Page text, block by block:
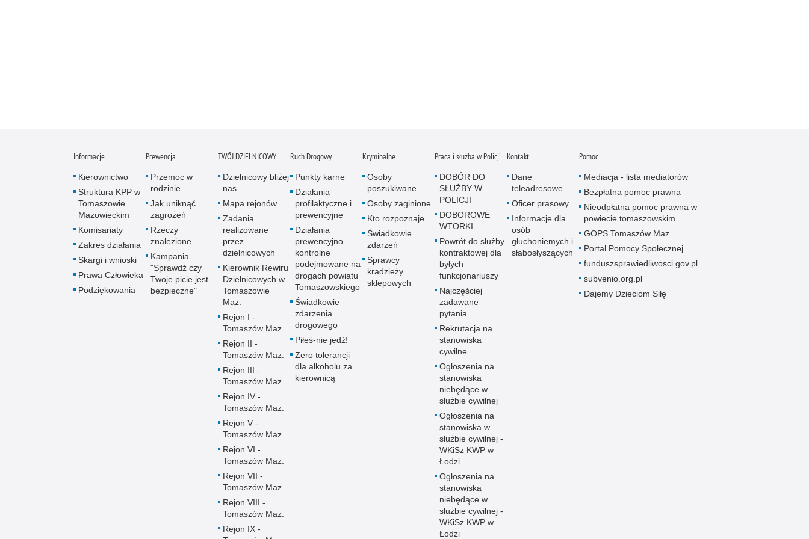
Informacje
Kierownictwo
Struktura KPP w
Tomaszowie
Mazowieckim
Komisariaty
Zakres działania
Skargi i wnioski
Prawa Człowieka
Podziękowania
Prewencja
Przemoc w
rodzinie
Jak uniknąć
zagrożeń
Rzeczy
znalezione
Kampania
"Sprawdź czy
Twoje picie jest
bezpieczne"
TWÓJ DZIELNICOWY
Dzielnicowy bliżej
nas
Mapa rejonów
Zadania
realizowane
przez
dzielnicowych
Kierownik Rewiru
Dzielnicowych w
Tomaszowie
Maz.
Rejon I -
Tomaszów Maz.
Rejon II -
Tomaszów Maz.
Rejon III -
Tomaszów Maz.
Rejon IV -
Tomaszów Maz.
Rejon V -
Tomaszów Maz.
Rejon VI -
Tomaszów Maz.
Rejon VII -
Tomaszów Maz.
Rejon VIII -
Tomaszów Maz.
Rejon IX -
Ruch Drogowy
Punkty karne
Działania
profilaktyczne i
prewencyjne
Działania
prewencyjno
kontrolne
podejmowane na
drogach powiatu
Tomaszowskiego
Świadkowie
zdarzenia
drogowego
Piłeś-nie jedź!
Zero tolerancji
dla alkoholu za
kierownicą
Kryminalne
Osoby
poszukiwane
Osoby zaginione
Kto rozpoznaje
Świadkowie
zdarzeń
Sprawcy
kradzieży
sklepowych
Praca i służba w Policji
DOBÓR DO
SŁUŻBY W
POLICJI
DOBOROWE
WTORKI
Powrót do służby
kontraktowej dla
byłych
funkcjonariuszy
Najczęściej
zadawane
pytania
Rekrutacja na
stanowiska
cywilne
Ogłoszenia na
stanowiska
niebędące w
służbie cywilnej
Ogłoszenia na
stanowiska w
służbie cywilnej -
WKiSz KWP w
Łodzi
Ogłoszenia na
stanowiska
niebędące w
służbie cywilnej -
WKiSz KWP w
Łodzi
Kontakt
Dane
teleadresowe
Oficer prasowy
Informacje dla
osób
głuchoniemych i
słabosłyszących
Pomoc
Mediacja - lista mediatorów
Bezpłatna pomoc prawna
Nieodpłatna pomoc prawna w
powiecie tomaszowskim
GOPS Tomaszów Maz.
Portal Pomocy Społecznej
funduszsprawiedliwosci.gov.pl
subvenio.org.pl
Dajemy Dzieciom Siłę